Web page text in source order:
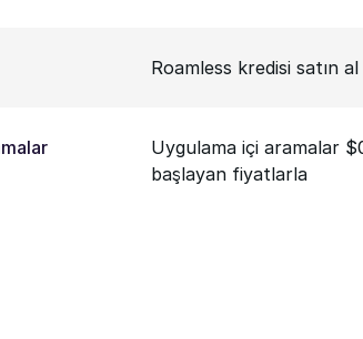
Roamless kredisi satın al
Uygulama içi aramalar
başlayan fiyatlarla